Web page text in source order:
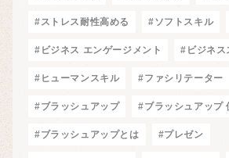
#ストレス耐性高める #ソフトスキル
#ビジネス エンゲージメント #ビジネス
#ヒューマンスキル #ファシリテーター
#ブラッシュアップ #ブラッシュアップ
#ブラッシュアップとは #プレゼン